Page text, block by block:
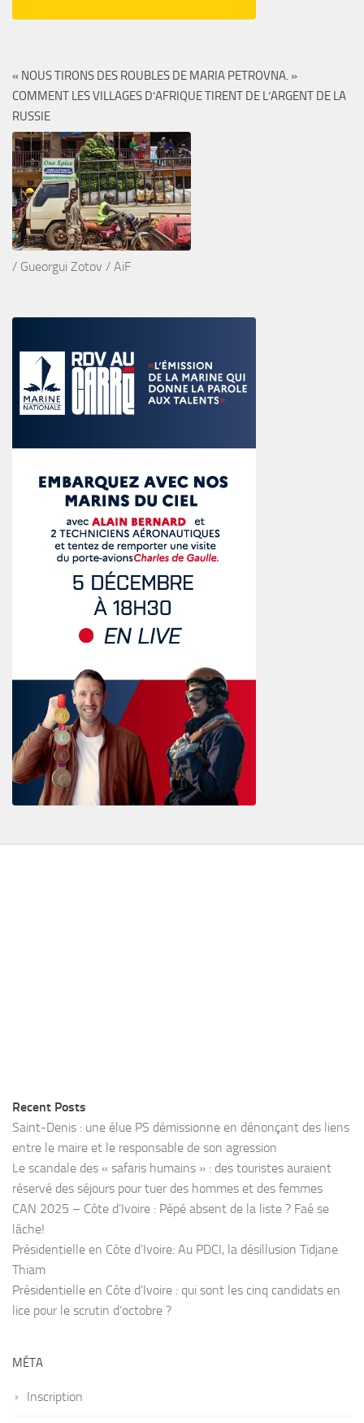
« NOUS TIRONS DES ROUBLES DE MARIA PETROVNA. »
COMMENT LES VILLAGES D’AFRIQUE TIRENT DE L’ARGENT DE LA
RUSSIE
/ Gueorgui Zotov / AiF
Recent Posts
Saint-Denis : une élue PS démissionne en dénonçant des liens
entre le maire et le responsable de son agression
Le scandale des « safaris humains » : des touristes auraient
réservé des séjours pour tuer des hommes et des femmes
CAN 2025 – Côte d’Ivoire : Pépé absent de la liste ? Faé se
lâche!
Présidentielle en Côte d’Ivoire: Au PDCI, la désillusion Tidjane
Thiam
Présidentielle en Côte d’Ivoire : qui sont les cinq candidats en
lice pour le scrutin d’octobre ?
MÉTA
Inscription